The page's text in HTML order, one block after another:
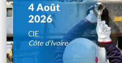
4 Août
2026
CIE
Côte d'Ivoire